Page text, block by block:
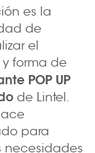
es la
de
el
forma de
POP UP
de Lintel.
para
necesidades